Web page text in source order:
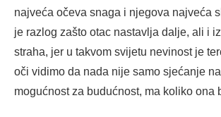
najveća očeva snaga i njegova najveća
je razlog zašto otac nastavlja dalje, ali i
straha, jer u takvom svijetu nevinost je
oči vidimo da nada nije samo sjećanje
mogućnost za budućnost, ma koliko ona